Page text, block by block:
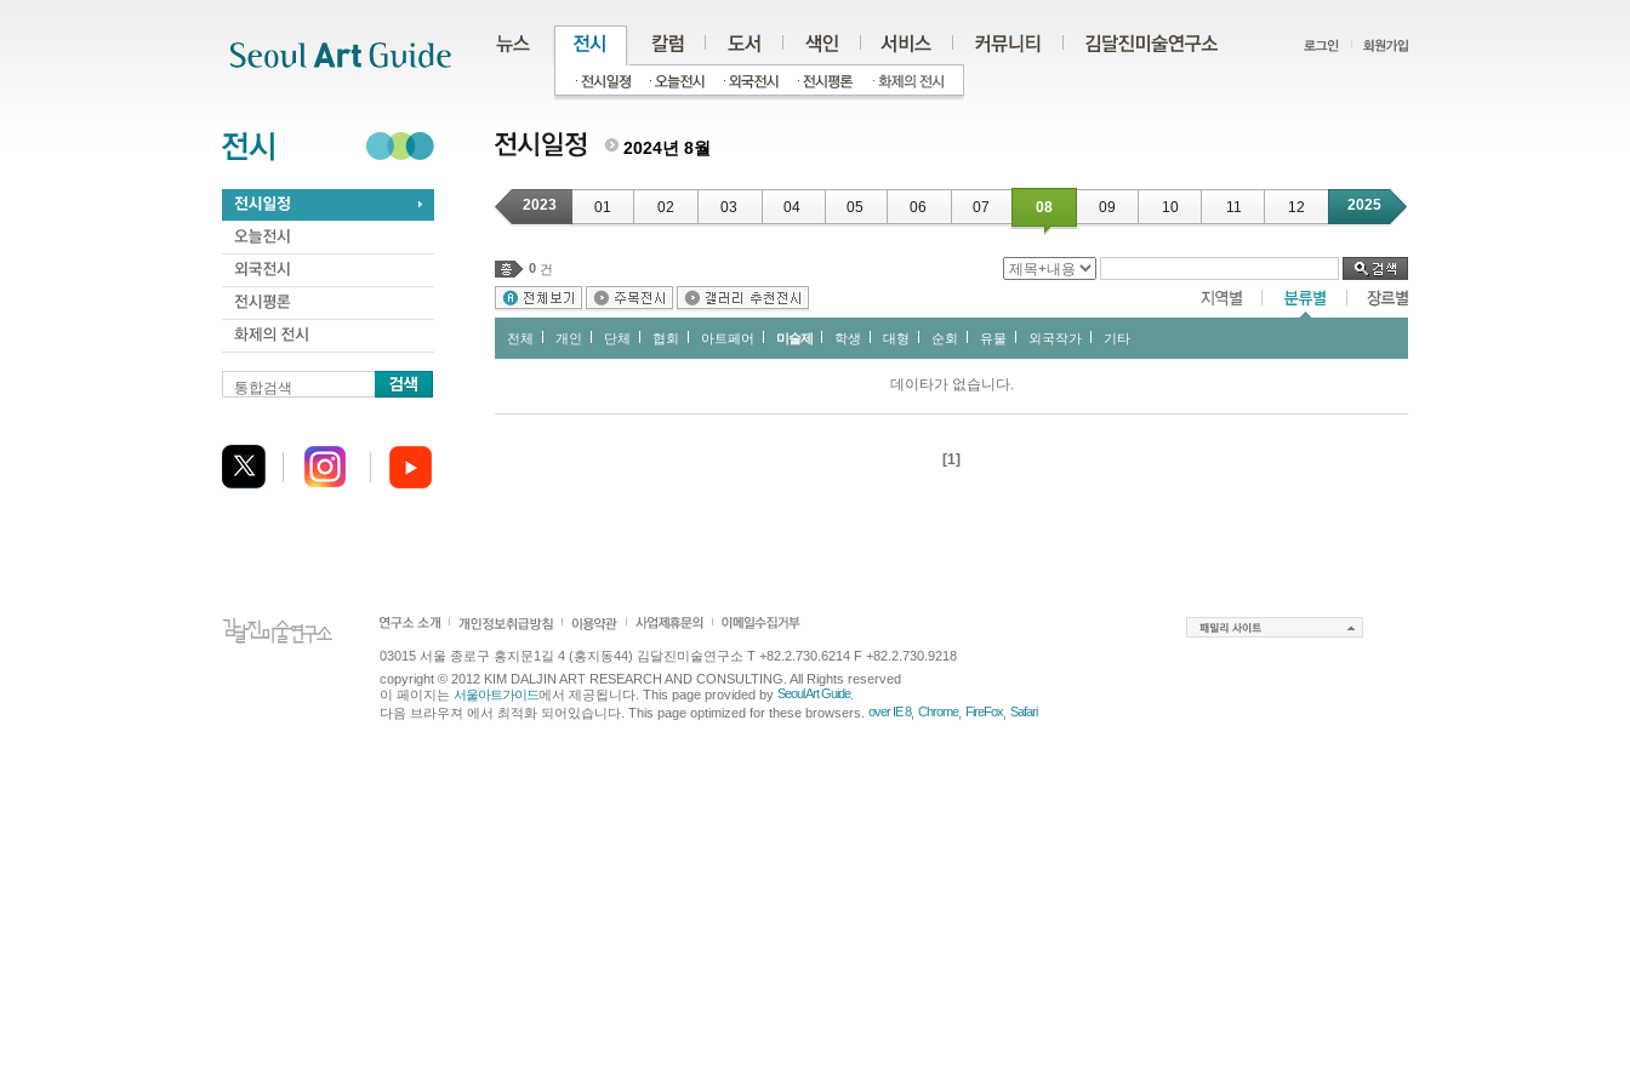
통합검색
2024년 8월
2023 01 02 03 04 05 06 07 08 09 10 11 12 2025
0 건
전체 개인 단체 협회 아트페어 미술제 학생 대형 순회 유물 외국작가 기타
데이타가 없습니다.
[1]
03015 서울 종로구 홍지문1길 4 (홍지동44) 김달진미술연구소 T +82.2.730.6214 F +82.2.730.9218
copyright © 2012 KIM DALJIN ART RESEARCH AND CONSULTING. All Rights reserved
이 페이지는 서울아트가이드에서 제공됩니다. This page provided by Seoul Art Guide.
다음 브라우져 에서 최적화 되어있습니다. This page optimized for these browsers. over IE 8, Chrome, FireFox Safari